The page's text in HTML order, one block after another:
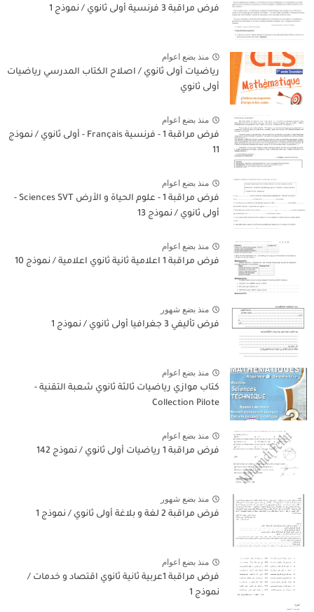
فرض مراقبة 3 فرنسية أولى ثانوي / نموذج 1
منذ بضع اعوام
رياضيات أولى ثانوي / اصلاح الكتاب المدرسي رياضيات
أولى ثانوي
منذ بضع اعوام
فرض مراقبة 1 - فرنسية Français - أولى ثانوي / نموذج
11
منذ بضع اعوام
فرض مراقبة 1 - علوم الحياة و الأرض Sciences SVT -
أولى ثانوي / نموذج 13
منذ بضع اعوام
فرض مراقبة 1 اعلامية ثانية ثانوي اعلامية / نموذج 10
منذ بضع شهور
فرض تأليفي 3 جغرافيا أولى ثانوي / نموذج 1
منذ بضع اعوام
كتاب موازي رياضيات ثالثة ثانوي شعبة التقنية -
Collection Pilote
منذ بضع اعوام
فرض مراقبة 1 رياضيات أولى ثانوي / نموذج 142
منذ بضع شهور
فرض مراقبة 2 لغة و بلاغة أولى ثانوي / نموذج 1
منذ بضع اعوام
فرض مراقبة 1عربية ثانية ثانوي اقتصاد و خدمات /
نموذج 1